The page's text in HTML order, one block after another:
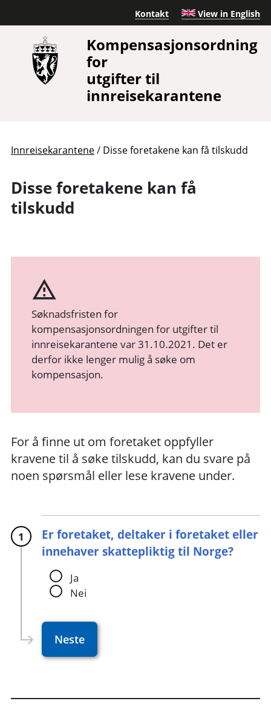
Kontakt View in English
Kompensasjonsordning
for
utgifter til
innreisekarantene
Innreisekarantene/ Disse foretakene kan få tilskudd
Disse foretakene kan få
tilskudd
Søknadsfristen for
kompensasjonsordningen for utgifter til
innreisekarantene var 31.10.2021. Det er
derfor ikke lenger mulig å søke om
kompensasjon.
For å finne ut om foretaket oppfyller
kravene til å søke tilskudd, kan du svare på
noen spørsmål eller lese kravene under.
1
Er foretaket, deltaker i foretaket eller
innehaver skattepliktig til Norge?
Ja
Nei
Neste